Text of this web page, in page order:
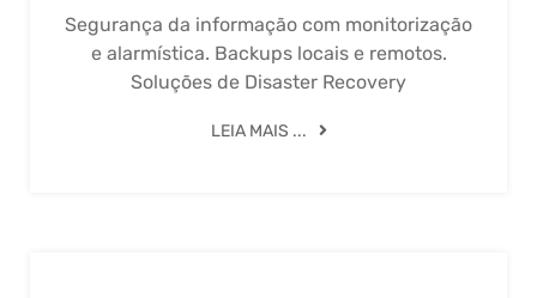
Segurança da informação com monitorização
e alarmística. Backups locais e remotos.
Soluções de Disaster Recovery
LEIA MAIS ...